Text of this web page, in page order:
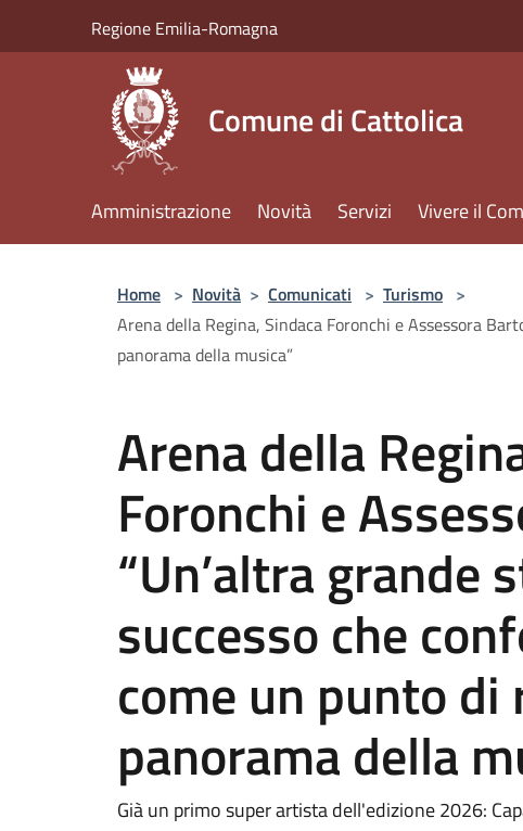
Regione Emilia-Romagna
Comune di Cattolica
Amministrazione Novità Servizi Vivere il
Home > Novità > Comunicati > Turismo >
Arena della Regina, Sindaca Foronchi e Assessora
panorama della musica”
Arena della
Foronchi e
“Un’altra grande
successo che
come un punto
panorama della
Già un primo super artista dell'edizione 2026: